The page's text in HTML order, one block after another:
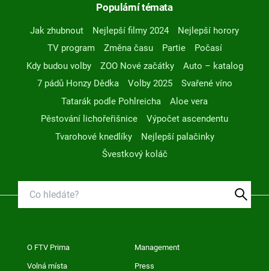
Populární témata
Jak zhubnout Nejlepší filmy 2024
Nejlepší horory
TV program
Změna času Partie
Počasí
Kdy budou volby
ZOO Nové začátky
Auto – katalog
7 pádů Honzy Dědka
Volby 2025
Svařené víno
Tatarák podle Pohlreicha
Aloe vera
Pěstování lichořeřišnice
Výpočet ascendentu
Tvarohové knedlíky
Nejlepší palačinky
Švestkový koláč
O FTV Prima Management
Volná místa Press